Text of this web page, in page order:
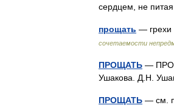
сердцем, не
прощать — грехи
сочетаемости
ПРОЩАТЬ —
Ушакова. Д.Н.
ПРОЩАТЬ — см.